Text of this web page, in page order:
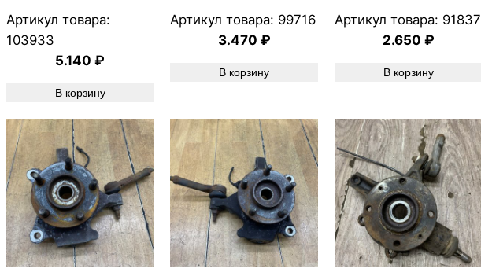
Артикул товара:
103933
5.140₽
В корзину
Артикул товара: 99716
3.470 ₽
В корзину
Артикул товара: 91837
2.650 ₽
В корзину